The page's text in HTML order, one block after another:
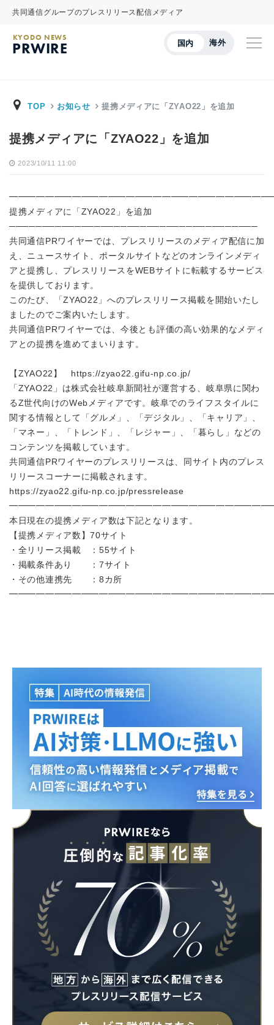
共同通信グループのプレスリリース配信メディア
国内 海外
KYODO NEWS
PRWIRE
TOP お知らせ 提携メディアに「ZYAO22」を追加
提携メディアに「ZYAO22」を追加
2023/10/11 11:00
提携メディアに
「ZYAO22 」を追加
──────────────────────────────────────
共同通信PRワイヤーでは、プレスリリースのメディア配信に加
え、ニュースサイト、ポータルサイトなどのオンラインメディ
アと提携し、プレスリリースをWEBサイトに転載するサービス
を提供しております。
このたび、「ZYAO22 」へのプレスリリース掲載を開始いたし
ましたのでご案内いたします。
共同通信PRワイヤーでは、今後とも評価の高い効果的なメディ
アとの提携を進めてまいります。
【ZYAO22】 https://zyao22.gifu-np.co.jp/
「ZYAO22 」は株式会社岐阜新聞社が運営する、岐阜県に関わ
るZ世代向けのWeb メディアです。岐阜でのライフスタイルに
関する情報として「グルメ」、「デジタル」、「キャリア」、
「マネー」、「トレンド」、「レジャー」、「暮らし」などの
コンテンツを掲載しています。
共同通信PRワイヤーのプレスリリースは、同サイト内のプレス
リリースコーナーに掲載されます。
https://zyao22.gifu-np.co.jp/pressrelease
本日現在の提携メディア数は下記となります。
【提携メディア数】70サイト
・全リリース掲載 ： 55サイト
・掲載条件あり ： 7サイト
・その他連携先 ： 8カ所